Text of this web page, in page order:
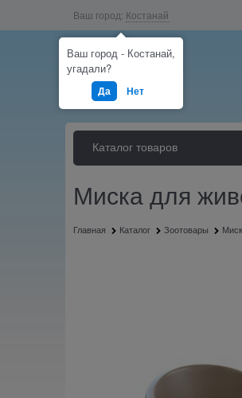
Ваш город: Костанай
Каталог товаров
Миска для
Главная Каталог Зоотовары
Ваш город - Костанай,
угадали?
Да Нет